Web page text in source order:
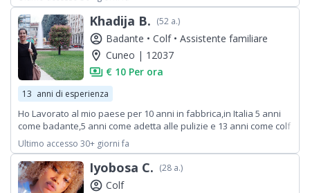
Khadija B. (52 a.)
account_circle Badante • Colf • Assistente familiare
location_on Cuneo | 12037
payments € 10 Per ora
13 anni di esperienza
Ho Lavorato al mio paese per 10 anni in fabbrica,in Italia 5 anni
come badante,5 anni come adetta alle pulizie e 13 anni come colf
Ultimo accesso 30+ giorni fa
Iyobosa C. (28 a.)
account_circle Colf